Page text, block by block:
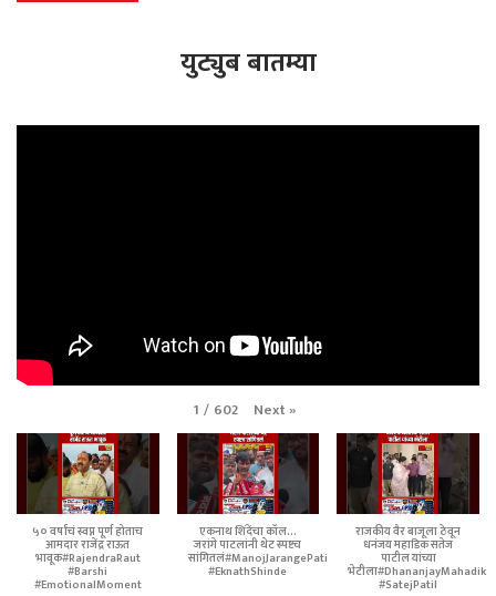
युट्युब बातम्या
1 / 602 Next»
५० वर्षांचं स्वप्न पूर्ण होताच
आमदार राजेंद्र राऊत
भावूक#RajendraRaut
#Barshi
#EmotionalMoment
एकनाथ शिंदेंचा कॉल...
जरांगे पाटलांनी थेट स्पष्टच
सांगितलं#ManojJarangePatil
#EknathShinde
राजकीय वैर बाजूला ठेवून
धनंजय महाडिक सतेज
पाटील यांच्या
भेटीला#DhananjayMahadik
#SatejPatil